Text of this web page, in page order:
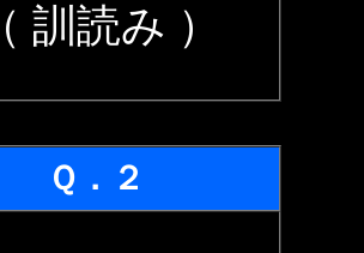
（ 訓読み ）
Ｑ．２